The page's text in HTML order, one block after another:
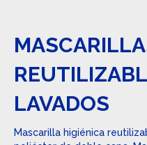
LAVADOS
Mascarilla higiénica